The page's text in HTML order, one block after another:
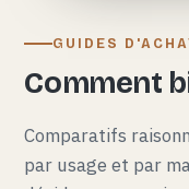
GUIDES
Comment
Comparatifs
par usage et par